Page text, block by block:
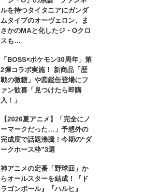
ルを持つタイタニアにガンダ
ムタイプのオーヴェロン、ま
さかのMAと化したジ・Oクロ
スも…
「BOSS×ポケモン30周年」第
2弾コラボ実施！ 新商品「歴
戦の微糖」や図鑑缶登場にフ
ァン歓喜「見つけたら即購
入！」
【2026夏アニメ】「完全にノ
ーマークだった…」予想外の
完成度で話題沸騰！今期の“ダ
ークホース枠”3選
神アニメの定番「野球回」か
らオールスターを結成！『ド
ラゴンボール』『ハルヒ』